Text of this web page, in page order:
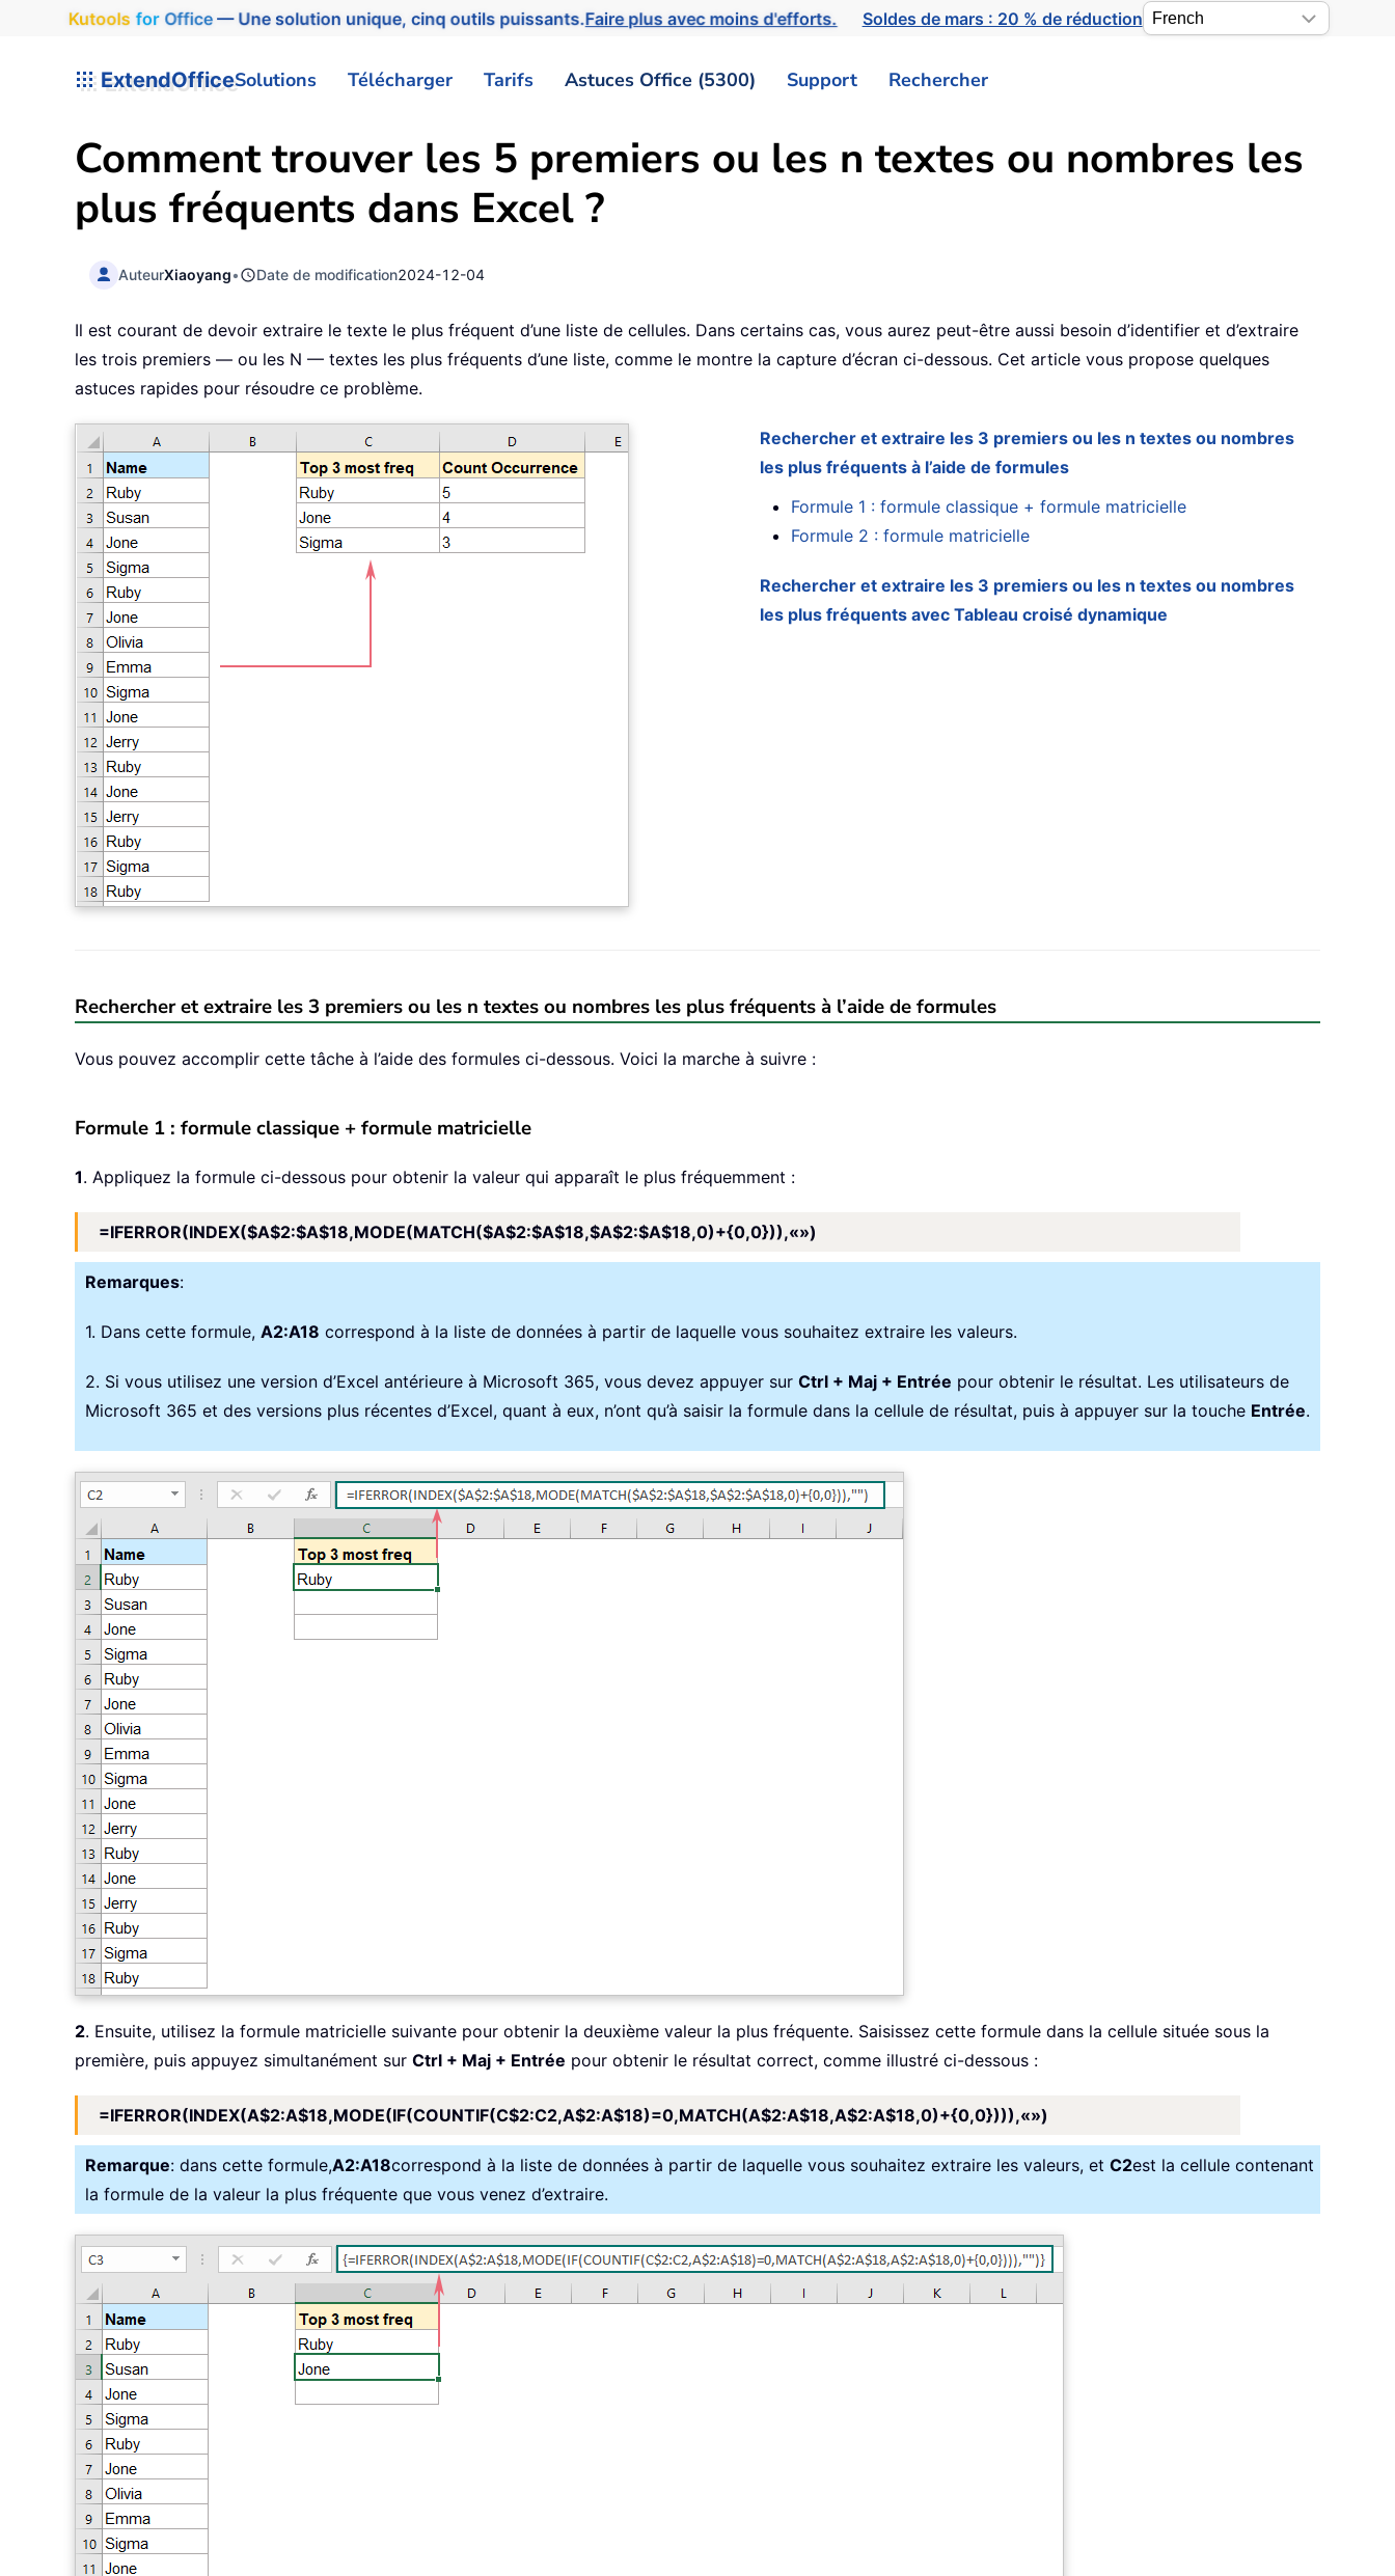
Kutools for Office— Une solution unique, cinq outils puissants.Faire plus avec moins d'efforts. Soldes de mars : 20 % de réduction
ExtendOfficeSolutions Télécharger Tarifs Astuces Office (5300) Support Rechercher
Comment trouver les 5 premiers ou les n textes ou nombres les
plus fréquents dans Excel ?
AuteurXiaoyang• Date de modification2024-12-04
Il est courant de devoir extraire le texte le plus fréquent d’une liste de cellules. Dans certains cas, vous aurez peut-être aussi besoin d’identifier et d’extraire
les trois premiers — ou les N — textes les plus fréquents d’une liste, comme le montre la capture d’écran ci-dessous. Cet article vous propose quelques
astuces rapides pour résoudre ce problème.
Rechercher et extraire les 3 premiers ou les n textes ou nombres
les plus fréquents à l’aide de formules
Formule 1 : formule classique + formule matricielle
Formule 2 : formule matricielle
Rechercher et extraire les 3 premiers ou les n textes ou nombres
les plus fréquents avec Tableau croisé dynamique
Rechercher et extraire les 3 premiers ou les n textes ou nombres les plus fréquents à l’aide de formules
Vous pouvez accomplir cette tâche à l’aide des formules ci-dessous. Voici la marche à suivre :
Formule 1 : formule classique + formule matricielle
1. Appliquez la formule ci-dessous pour obtenir la valeur qui apparaît le plus fréquemment :
=IFERROR(INDEX($A$2:$A$18,MODE(MATCH($A$2:$A$18,$A$2:$A$18,0)+{0,0})),«»)
Remarques:
1. Dans cette formule, A2:A18 correspond à la liste de données à partir de laquelle vous souhaitez extraire les valeurs.
2. Si vous utilisez une version d’Excel antérieure à Microsoft 365, vous devez appuyer sur Ctrl + Maj + Entrée pour obtenir le résultat. Les utilisateurs de
Microsoft 365 et des versions plus récentes d’Excel, quant à eux, n’ont qu’à saisir la formule dans la cellule de résultat, puis à appuyer sur la touche Entrée.
2. Ensuite, utilisez la formule matricielle suivante pour obtenir la deuxième valeur la plus fréquente. Saisissez cette formule dans la cellule située sous la
première, puis appuyez simultanément sur Ctrl + Maj + Entrée pour obtenir le résultat correct, comme illustré ci-dessous :
=IFERROR(INDEX(A$2:A$18,MODE(IF(COUNTIF(C$2:C2,A$2:A$18)=0,MATCH(A$2:A$18,A$2:A$18,0)+{0,0}))),«»)
Remarque: dans cette formule,A2:A18correspond à la liste de données à partir de laquelle vous souhaitez extraire les valeurs, et C2est la cellule contenant
la formule de la valeur la plus fréquente que vous venez d’extraire.